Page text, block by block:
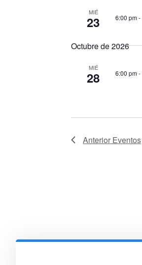
MIÉ
23 6:00 pm-
Octubre de 2026
MIÉ
28 6:00 pm-
Anterior Eventos